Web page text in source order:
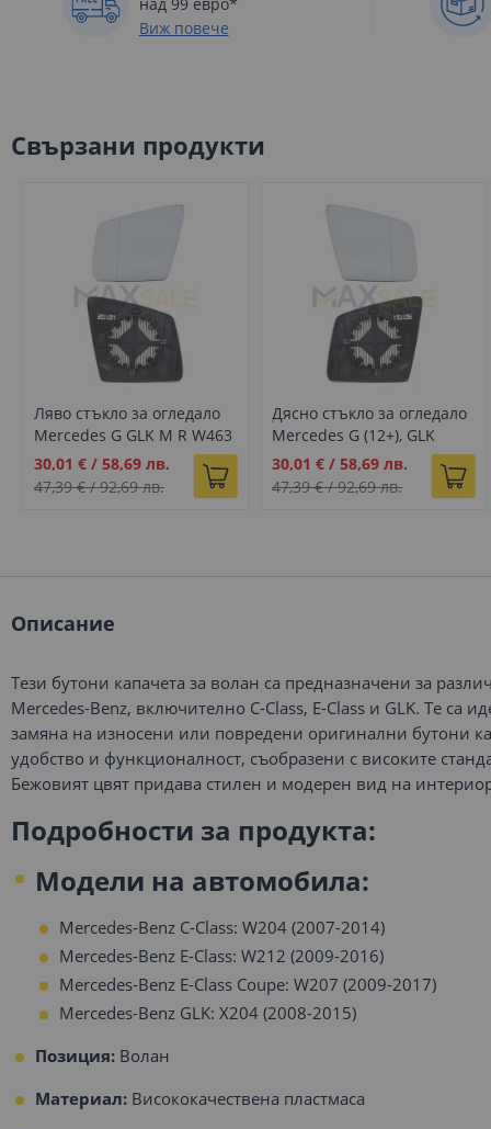
Виж повече
Свързани продукти
Ляво стъкло за огледало
Mercedes G GLK M R W463
X204 W166 W251 (2010-
2018)
Промо
цена
30,01 €/ 58,69 лв.
47,39 €/92,69 лв.
Дясно стъкло за огледало
Mercedes G (12+), GLK
(12+), M (11+), R (10+)
Промо
цена
30,01 € /58,69 лв.
47,39 €/92,69 лв.
Описание
Тези бутони капачета за волан са предназначени за
Mercedes-Benz, включително C-Class, E-Class и GLK. Те са
замяна на износени или повредени оригинални бутони
удобство и функционалност, съобразени с високите
Бежовият цвят придава стилен и модерен вид на
Подробности за продукта:
Модели на автомобила:
Mercedes-Benz C-Class: W204 (2007-2014)
Mercedes-Benz E-Class: W212 (2009-2016)
Mercedes-Benz E-Class Coupe: W207 (2009-2017)
Mercedes-Benz GLK: X204 (2008-2015)
Позиция: Волан
Материал: Висококачествена пластмаса